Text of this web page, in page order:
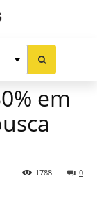
em
0
1788